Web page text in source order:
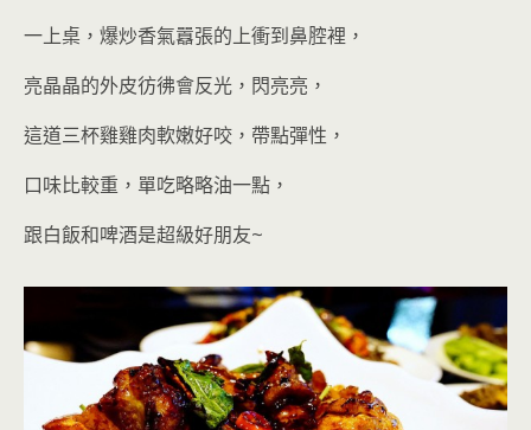
一上桌，爆炒香氣囂張的上衝到鼻腔裡，
亮晶晶的外皮彷彿會反光，閃亮亮，
這道三杯雞雞肉軟嫩好咬，帶點彈性，
口味比較重，單吃略略油一點，
跟白飯和啤酒是超級好朋友~